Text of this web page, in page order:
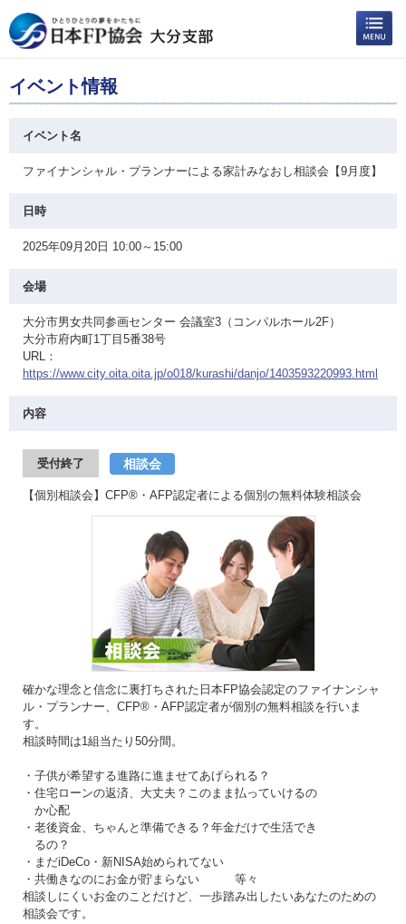
イベント情報
イベント名
ファイナンシャル・プランナーによる家計みなおし相談会【9月度】
日時
2025年09月20日 10:00～15:00
会場
大分市男女共同参画センター 会議室3（コンパルホール2F）
大分市府内町1丁目5番38号
URL：
https://www.city.oita.oita.jp/o018/kurashi/danjo/1403593220993.html
内容
受付終了 相談会
【個別相談会】CFP®・AFP認定者による個別の無料体験相談会
確かな理念と信念に裏打ちされた日本FP協会認定のファイナンシャ
ル・プランナー、CFP®・AFP認定者が個別の無料相談を行いま
す。
相談時間は1組当たり50分間。
・子供が希望する進路に進ませてあげられる？
・住宅ローンの返済、大丈夫？このまま払っていけるの
か心配
・老後資金、ちゃんと準備できる？年金だけで生活でき
るの？
・まだiDeCo・新NISA始められてない
・共働きなのにお金が貯まらない 等々
相談しにくいお金のことだけど、一歩踏み出したいあなたのための
相談会です。